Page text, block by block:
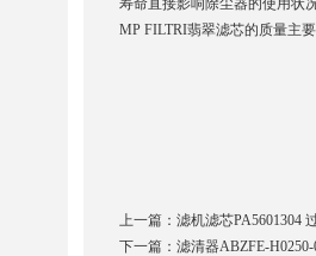
寿命直接影响除尘器的使用状
MP FILTRI翡翠滤芯的质量主
上一篇： 滤机滤芯PA5601304
下一篇： 滤清器ABZFE-